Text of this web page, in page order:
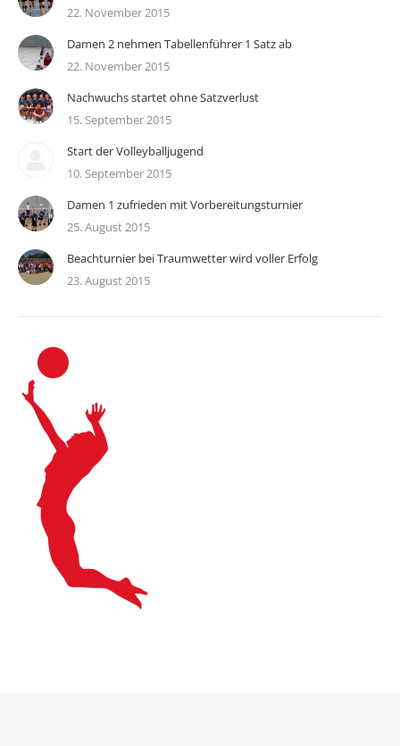
22. November 2015
Damen 2 nehmen Tabellenführer 1 Satz ab
22. November 2015
Nachwuchs startet ohne Satzverlust
15. September 2015
Start der Volleyballjugend
10. September 2015
Damen 1 zufrieden mit Vorbereitungsturnier
25. August 2015
Beachturnier bei Traumwetter wird voller Erfolg
23. August 2015